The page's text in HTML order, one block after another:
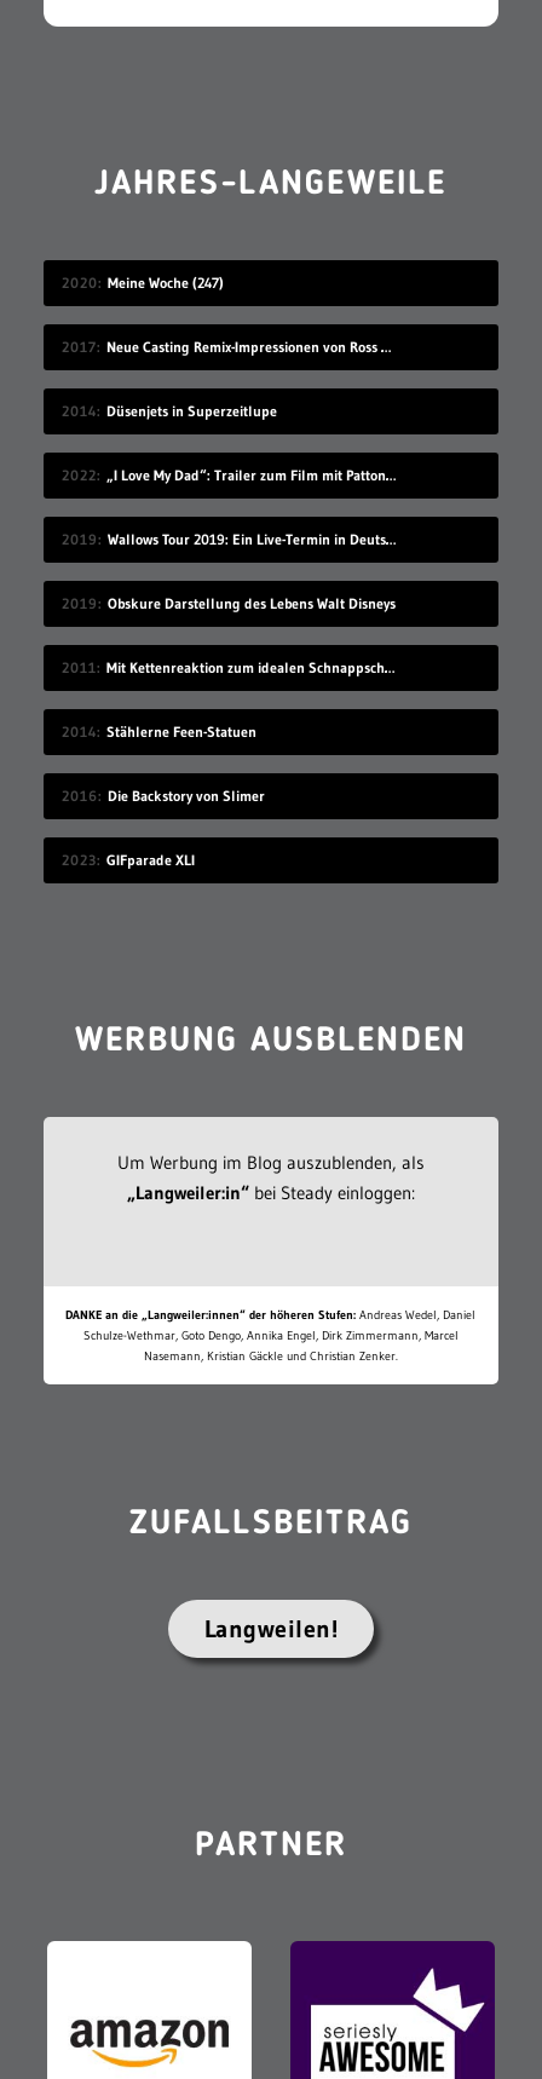
JAHRES-LANGEWEILE
2020 Meine Woche (247)
2017 Neue Casting Remix-Impressionen von Ross Marquand
2014 Düsenjets in Superzeitlupe
2022 „I Love My Dad“: Trailer zum Film mit Patton Oswalt
2019 Wallows Tour 2019: Ein Live-Termin in Deutschland
2019 Obskure Darstellung des Lebens Walt Disneys
2011 Mit Kettenreaktion zum idealen Schnappschuss
2014 Stählerne Feen-Statuen
2016 Die Backstory von Slimer
2023 GIFparade XLI
WERBUNG AUSBLENDEN
Um Werbung im Blog auszublenden, als
„Langweiler:in“bei Steady einloggen:
DANKE an die „Langweiler:innen“ der höheren Stufen: Andreas Wedel, Daniel
Schulze-Wethmar, Goto Dengo, Annika Engel, Dirk Zimmermann, Marcel
Nasemann, Kristian Gäckle und Christian Zenker.
ZUFALLSBEITRAG
Langweilen!
PARTNER